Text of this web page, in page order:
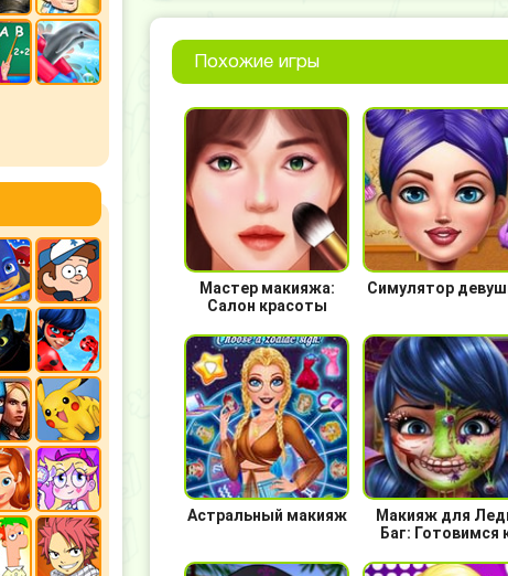
Похожие игры
Мастер макияжа:
Салон красоты
Симулятор
Астральный макияж
Макияж для
Баг: Готовимся